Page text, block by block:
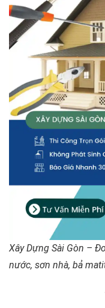
Xây Dựng Sài Gòn –
nước, sơn nhà, bả